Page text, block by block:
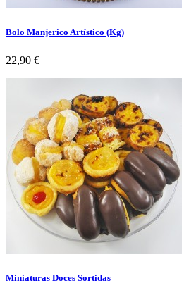
Bolo Manjerico Artístico (Kg)
Preço
22,90 €
Miniaturas Doces Sortidas